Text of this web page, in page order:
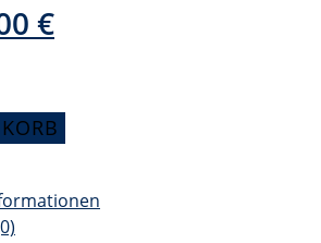
€
€Aktueller
Preis
35,00 €.